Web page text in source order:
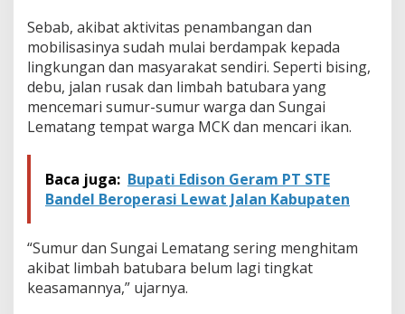
u
p
a
t
i
Sebab, akibat aktivitas penambangan dan
mobilisasinya sudah mulai berdampak kepada
lingkungan dan masyarakat sendiri. Seperti bising,
debu, jalan rusak dan limbah batubara yang
mencemari sumur-sumur warga dan Sungai
Lematang tempat warga MCK dan mencari ikan.
Baca juga: Bupati Edison Geram PT STE
Bandel Beroperasi Lewat Jalan Kabupaten
“Sumur dan Sungai Lematang sering menghitam
akibat limbah batubara belum lagi tingkat
keasamannya,” ujarnya.